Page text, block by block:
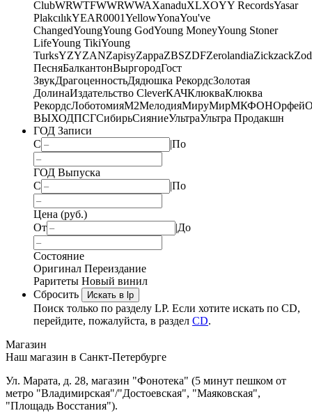
ClubWRWTFWWRWWAXanaduXLXOYY RecordsYasar
PlakcılıkYEAR0001YellowYonaYou've
ChangedYoungYoung GodYoung MoneyYoung Stoner
LifeYoung TikiYoung
TurksYZYZANZapisyZappaZBSZDFZerolandiaZickzack
ПесняБалкантонВыргородГост
ЗвукДрагоценностьДядюшка РекордсЗолотая
ДолинаИздательство CleverКАЧКлюкваКлюква
РекордсЛоботомияМ2МелодияМируМирМКФОНОрфей
ВЫХОДПСГСибирьСияниеУльтраУльтра Продакшн
ГОД Записи
С
|По
ГОД Выпуска
С
|По
Цена (руб.)
От
|До
Состояние
Оригинал Переиздание
Раритеты Новый винил
Сбросить
Искать в lp
Поиск только по разделу LP. Если хотите искать по CD,
перейдите, пожалуйста, в раздел CD.
Магазин
Наш магазин в Санкт-Петербурге
Ул. Марата, д. 28, магазин "Фонотека" (5 минут пешком от
метро "Владимирская"/"Достоевская", "Маяковская",
"Площадь Восстания").